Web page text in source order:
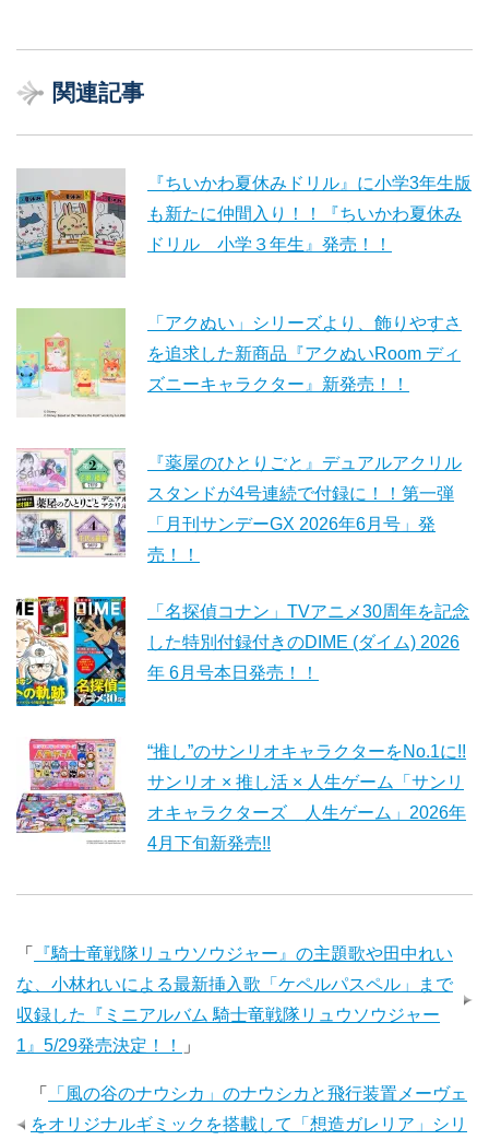
関連記事
『ちいかわ夏休みドリル』に小学3年生版
も新たに仲間入り！！『ちいかわ夏休み
ドリル 小学３年生』発売！！
「アクぬい」シリーズより、飾りやすさ
を追求した新商品『アクぬいRoom ディ
ズニーキャラクター』新発売！！
『薬屋のひとりごと』デュアルアクリル
スタンドが4号連続で付録に！！第一弾
「月刊サンデーGX 2026年6月号」発
売！！
「名探偵コナン」TVアニメ30周年を記念
した特別付録付きのDIME (ダイム) 2026
年 6月号本日発売！！
“推し”のサンリオキャラクターをNo.1に!!
サンリオ × 推し活 × 人生ゲーム「サンリ
オキャラクターズ 人生ゲーム」2026年
4月下旬新発売!!
「
『騎士竜戦隊リュウソウジャー』の主題歌や田中れい
な、小林れいによる最新挿入歌「ケペルパスペル」まで
収録した『ミニアルバム 騎士竜戦隊リュウソウジャー
1』5/29発売決定！！
」
「
「風の谷のナウシカ」のナウシカと飛行装置メーヴェ
をオリジナルギミックを搭載して「想造ガレリア」シリ